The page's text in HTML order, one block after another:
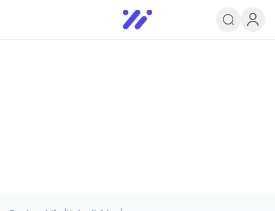
Infoedu
Ta&#039;lim xabarlari va